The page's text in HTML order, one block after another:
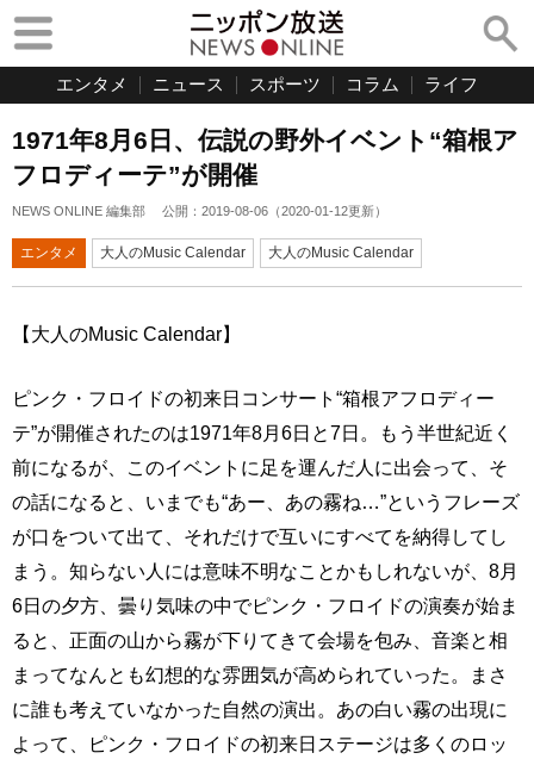
エンタメ ニュース スポーツ コラム ライフ
1971年8月6日、伝説の野外イベント“箱根ア
フロディーテ”が開催
NEWS ONLINE 編集部 公開： 2019-08-06 （2020-01-12更新）
エンタメ 大人のMusic Calendar 大人のMusic Calendar
【大人のMusic Calendar】
ピンク・フロイドの初来日コンサート“箱根アフロディー
テ”が開催されたのは1971年8月6日と7日。もう半世紀近く
前になるが、このイベントに足を運んだ人に出会って、そ
の話になると、いまでも“あー、あの霧ね…”というフレーズ
が口をついて出て、それだけで互いにすべてを納得してし
まう。知らない人には意味不明なことかもしれないが、8月
6日の夕方、曇り気味の中でピンク・フロイドの演奏が始ま
ると、正面の山から霧が下りてきて会場を包み、音楽と相
まってなんとも幻想的な雰囲気が高められていった。まさ
に誰も考えていなかった自然の演出。あの白い霧の出現に
よって、ピンク・フロイドの初来日ステージは多くのロッ